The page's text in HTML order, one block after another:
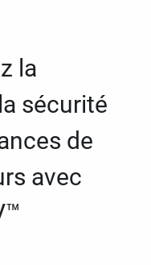
la
sécurité
de
avec